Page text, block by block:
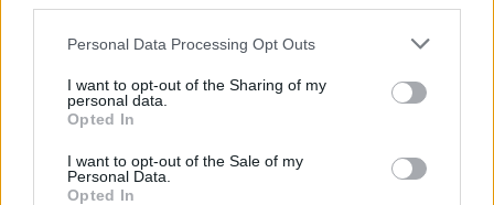
Personal Data Processing Opt Outs
I want to opt-out of the Sharing of my
personal data.
Opted In
I want to opt-out of the Sale of my
Personal Data.
Opted In
συγχωρούν λάθη, και το ξέρεις.
Εχέμυθος/η — χειρίζεσαι ευαίσθητα οικονομικά και
Ομαδικός/ή — συνεργάζεσαι άνετα με διοίκηση, λογιστή και
συναδέλφους.
Nice-to-have
Εμπειρία σε εταιρεία του κλάδου Πληροφορικής ή Υγείας ή